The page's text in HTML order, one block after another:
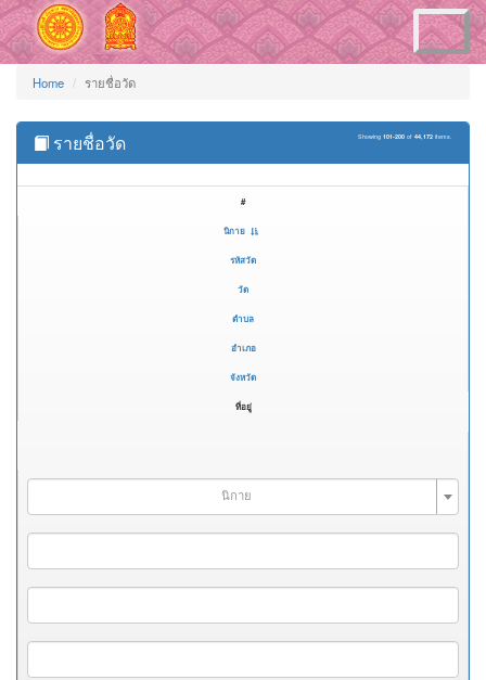
Toggle
navigation
Home รายชื่อวัด
Showing 101-200 of 44,172 items.
รายชื่อวัด
#
นิกาย
รหัสวัด
วัด
ตำบล
อำเภอ
จังหวัด
ที่อยู่
นิกาย